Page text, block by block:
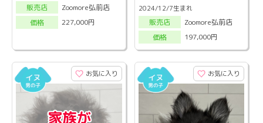
販売店
Zoomore弘前店
価格
227,000円
2024/12/7生まれ
販売店
Zoomore弘前店
価格
197,000円
お気に入り お気に入り